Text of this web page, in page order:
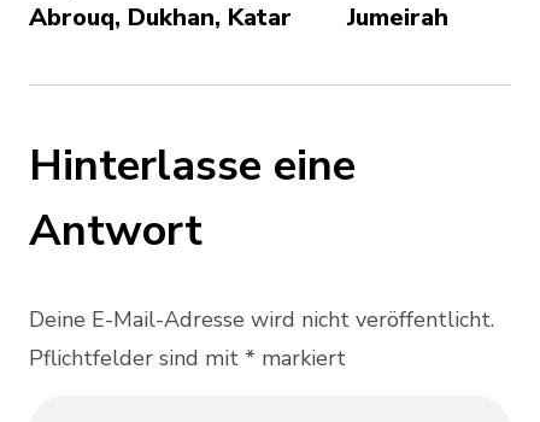
Abrouq, Dukhan, Katar
Jumeirah
Hinterlasse eine
Antwort
Deine E-Mail-Adresse wird nicht veröffentlicht.
Pflichtfelder sind mit * markiert